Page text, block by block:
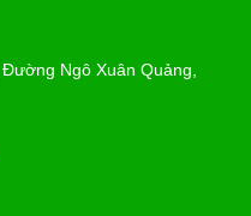
Ngô Xuân Quảng,